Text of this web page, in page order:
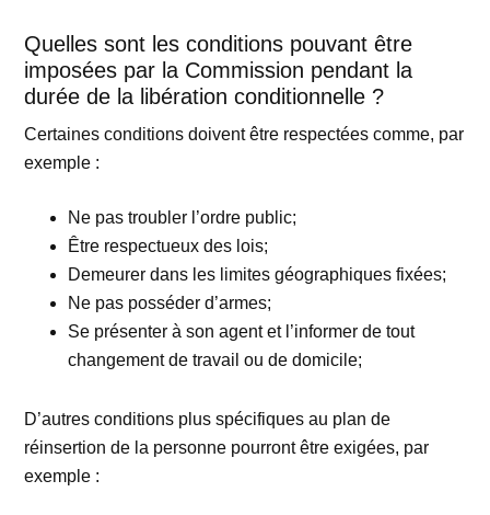
Quelles sont les conditions pouvant être
imposées par la Commission pendant la
durée de la libération conditionnelle ?
Certaines conditions doivent être respectées comme, par
exemple :
Ne pas troubler l’ordre public;
Être respectueux des lois;
Demeurer dans les limites géographiques fixées;
Ne pas posséder d’armes;
Se présenter à son agent et l’informer de tout
changement de travail ou de domicile;
D’autres conditions plus spécifiques au plan de
réinsertion de la personne pourront être exigées, par
exemple :